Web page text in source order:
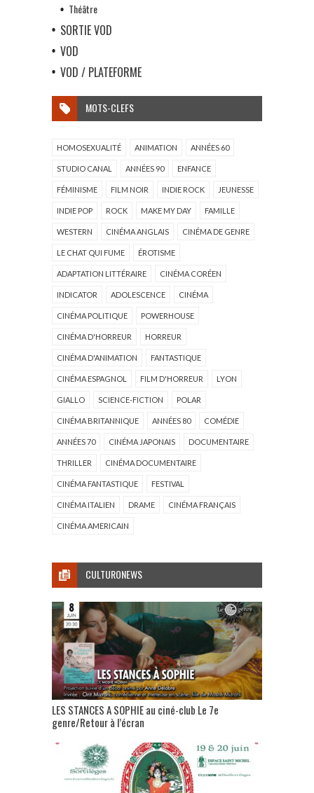
Théâtre
SORTIE VOD
VOD
VOD / PLATEFORME
MOTS-CLEFS
HOMOSEXUALITÉ ANIMATION ANNÉES 60
STUDIO CANAL ANNÉES 90 ENFANCE
FÉMINISME FILM NOIR INDIE ROCK JEUNESSE
INDIE POP ROCK MAKE MY DAY FAMILLE
WESTERN CINÉMA ANGLAIS CINÉMA DE GENRE
LE CHAT QUI FUME ÉROTISME
ADAPTATION LITTÉRAIRE CINÉMA CORÉEN
INDICATOR ADOLESCENCE CINÉMA
CINÉMA POLITIQUE POWERHOUSE
CINÉMA D'HORREUR HORREUR
CINÉMA D'ANIMATION FANTASTIQUE
CINÉMA ESPAGNOL FILM D'HORREUR LYON
GIALLO SCIENCE-FICTION POLAR
CINÉMA BRITANNIQUE ANNÉES 80 COMÉDIE
ANNÉES 70 CINÉMA JAPONAIS DOCUMENTAIRE
THRILLER CINÉMA DOCUMENTAIRE
CINÉMA FANTASTIQUE FESTIVAL
CINÉMA ITALIEN DRAME CINÉMA FRANÇAIS
CINÉMA AMERICAIN
CULTURONEWS
LES STANCES A SOPHIE au ciné-club Le 7e
genre/Retour à l’écran